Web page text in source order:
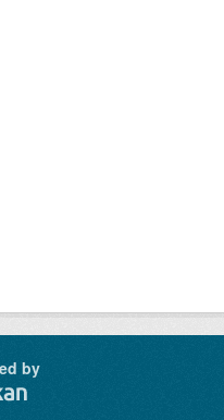
by